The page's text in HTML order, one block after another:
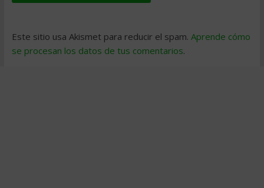
Este sitio usa Akismet para reducir el spam. Aprende cómo
se procesan los datos de tus comentarios.